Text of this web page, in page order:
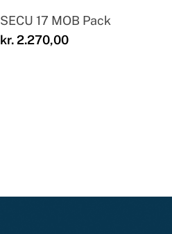
SECU 17 MOB Pack
kr.2.270,00